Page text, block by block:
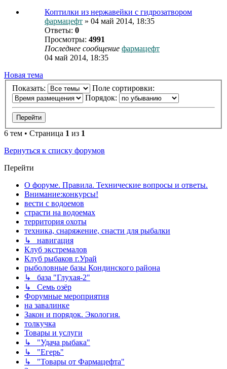
Коптилки из нержавейки с гидрозатвором
фармацефт » 04 май 2014, 18:35
Ответы: 0
Просмотры: 4991
Последнее сообщение фармацефт
04 май 2014, 18:35
Новая тема
Показать:
Поле сортировки:
Порядок:
6 тем • Страница 1 из 1
Вернуться к списку форумов
Перейти
О форуме. Правила. Технические вопросы и ответы.
Внимание:конкурсы!
вести с водоемов
страсти на водоемах
территория охоты
техника, снаряжение, снасти для рыбалки
↳ навигация
Клуб экстремалов
Клуб рыбаков г.Урай
рыболовные базы Кондинского района
↳ база "Глухая-2"
↳ Семь озёр
Форумные мероприятия
на завалинке
Закон и порядок. Экология.
толкучка
Товары и услуги
↳ "Удача рыбака"
↳ "Егерь"
↳ "Товары от Фармацефта"